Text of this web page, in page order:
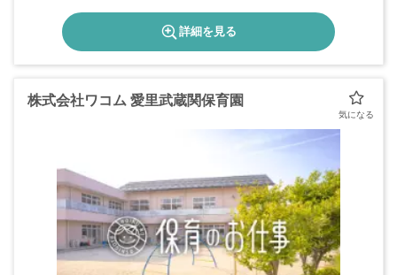
詳細を見る
株式会社ワコム 愛里武蔵関保育園